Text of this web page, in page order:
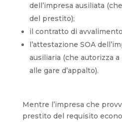
dell’impresa ausiliata
del prestito);
il contratto di
l’attestazione SOA
ausiliaria (che autorizza
alle gare d’appalto).
Mentre l’impresa che
prestito del requisito